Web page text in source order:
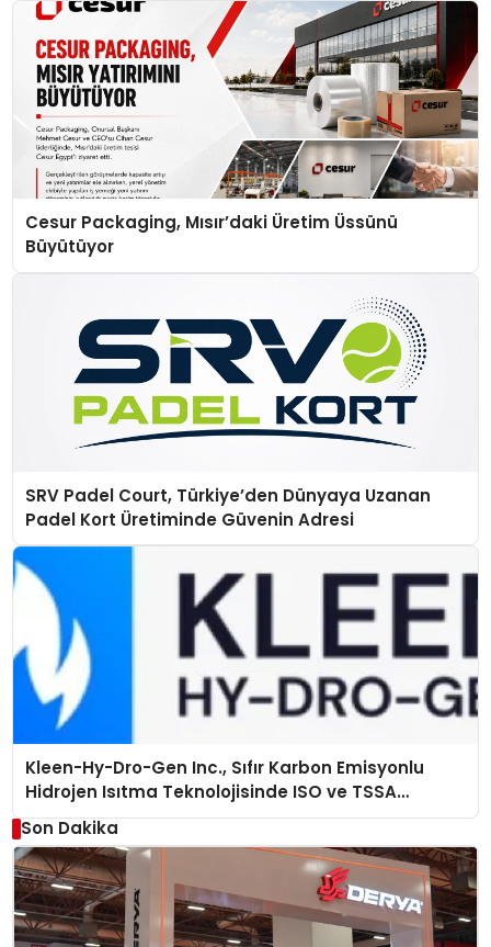
Cesur Packaging, Mısır’daki Üretim Üssünü
Büyütüyor
SRV Padel Court, Türkiye’den Dünyaya Uzanan
Padel Kort Üretiminde Güvenin Adresi
Kleen-Hy-Dro-Gen Inc., Sıfır Karbon Emisyonlu
Hidrojen Isıtma Teknolojisinde ISO ve TSSA
Düzenleyici Onaylarını Aldı
Son Dakika